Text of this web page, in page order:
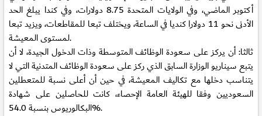
أكتوبر الماضي، وفي الولايات المتحدة 8.75 دولارات، وفي كندا يبلغ الحد
الأدنى نحو 11 دولارا كنديا في الساعة، ويختلف تبعا للمقاطعات، ويزيد تبعا
لمستوى المعيشة.
ثالثا: أن يركز على سعودة الوظائف المتوسطة وذات الدخول الجيدة، لا أن
يتبع سيناريو الوزارة السابق الذي ركز على سعودة الوظائف المتدنية التي لا
يتناسب دخلها مع تكاليف المعيشة، في حين أن أعلى نسبة للمتعطلين
السعوديين وفقا للهيئة العامة الإحصاء، كانت للحاصلين على شهادة
البكالوريوس بنسبة 54.0%.